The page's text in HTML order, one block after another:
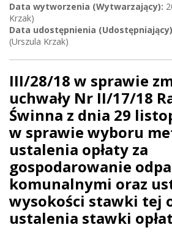
Data wytworzenia (Wytwarzający):
Krzak)
Data udostępnienia
(Urszula Krzak)
III/28/18 w sprawie
uchwały Nr II/17/18
Świnna z dnia 29
w sprawie wyboru
ustalenia opłaty za
gospodarowanie
komunalnymi oraz
wysokości stawki tej
ustalenia stawki